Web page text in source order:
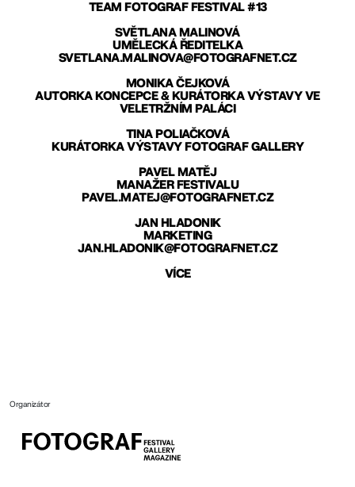
TEAM FOTOGRAF FESTIVAL #13
SVĚTLANA MALINOVÁ
UMĚLECKÁ ŘEDITELKA
SVETLANA.MALINOVA@FOTOGRAFNET.CZ
MONIKA ČEJKOVÁ
AUTORKA KONCEPCE & KURÁTORKA VÝSTAVY VE
VELETRŽNÍM PALÁCI
TINA POLIAČKOVÁ
KURÁTORKA VÝSTAVY FOTOGRAF GALLERY
PAVEL MATĚJ
MANAŽER FESTIVALU
PAVEL.MATEJ@FOTOGRAFNET.CZ
JAN HLADONIK
MARKETING
JAN.HLADONIK@FOTOGRAFNET.CZ
VÍCE
Organizátor